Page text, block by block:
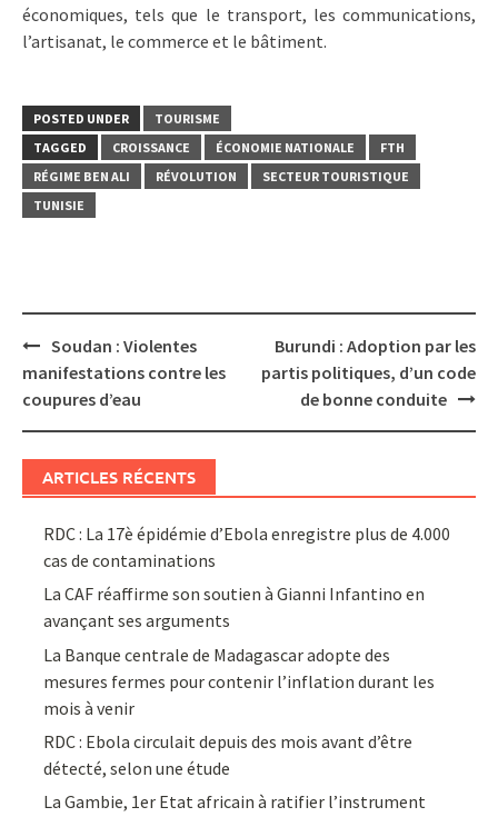
économiques, tels que le transport, les communications,
l’artisanat, le commerce et le bâtiment.
POSTED UNDER
TOURISME
TAGGED
CROISSANCE ÉCONOMIE NATIONALE
FTH
RÉGIME BEN ALI
RÉVOLUTION
SECTEUR TOURISTIQUE
TUNISIE
Post
navigation
Soudan : Violentes
manifestations contre les
coupures d’eau
Burundi : Adoption par les
partis politiques, d’un code
de bonne conduite
ARTICLES RÉCENTS
RDC : La 17è épidémie d’Ebola enregistre plus de 4.000
cas de contaminations
La CAF réaffirme son soutien à Gianni Infantino en
avançant ses arguments
La Banque centrale de Madagascar adopte des
mesures fermes pour contenir l’inflation durant les
mois à venir
RDC : Ebola circulait depuis des mois avant d’être
détecté, selon une étude
La Gambie, 1er Etat africain à ratifier l’instrument